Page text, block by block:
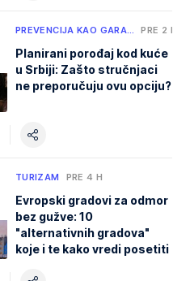
PREVENCIJA KAO GARA… PRE 2 H
Planirani porođaj kod kuće
u Srbiji: Zašto stručnjaci
ne preporučuju ovu opciju?
TURIZAM PRE 4 H
Evropski gradovi za odmor
bez gužve: 10
"alternativnih gradova"
koje i te kako vredi posetiti